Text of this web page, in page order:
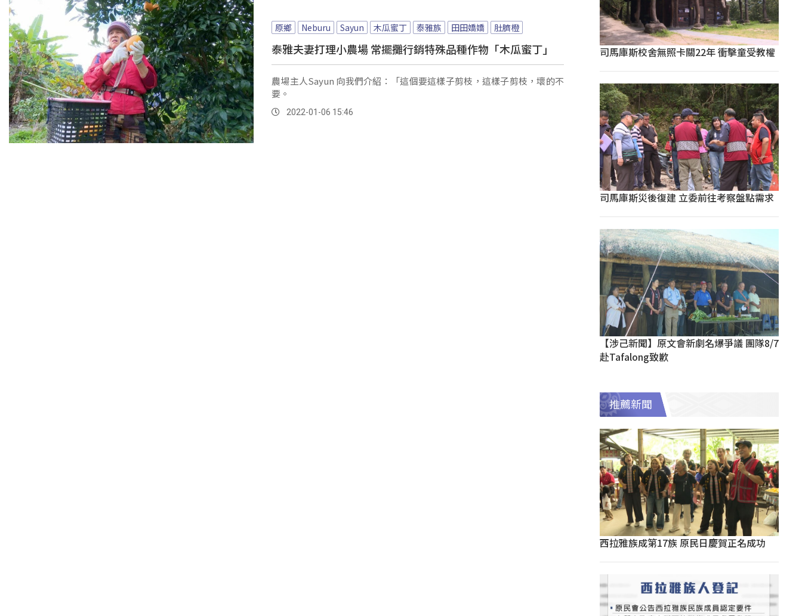
原鄉 Neburu Sayun 木瓜蜜丁 泰雅族 田田嬌嬌 肚臍橙
泰雅夫妻打理小農場 常擺攤行銷特殊品種作物「木瓜蜜丁」
農場主人Sayun 向我們介紹：「這個要這樣子剪枝，這樣子剪枝，壞的不
要。
2022-01-06 15:46
司馬庫斯校舍無照卡關22年 衝擊童受教權
司馬庫斯災後復建 立委前往考察盤點需求
【涉己新聞】原文會新劇名爆爭議 團隊8/7
赴Tafalong致歉
推薦新聞
西拉雅族成第17族 原民日慶賀正名成功